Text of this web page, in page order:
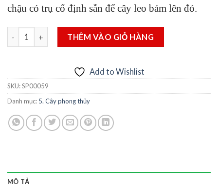
chậu có trụ cố định sẵn để cây leo bám lên đó.
Cây Trầu bà cột số lượng
THÊM VÀO GIỎ HÀNG
Add to Wishlist
SKU:SP00059
Danh mục: 5. Cây phong thủy
MÔ TẢ